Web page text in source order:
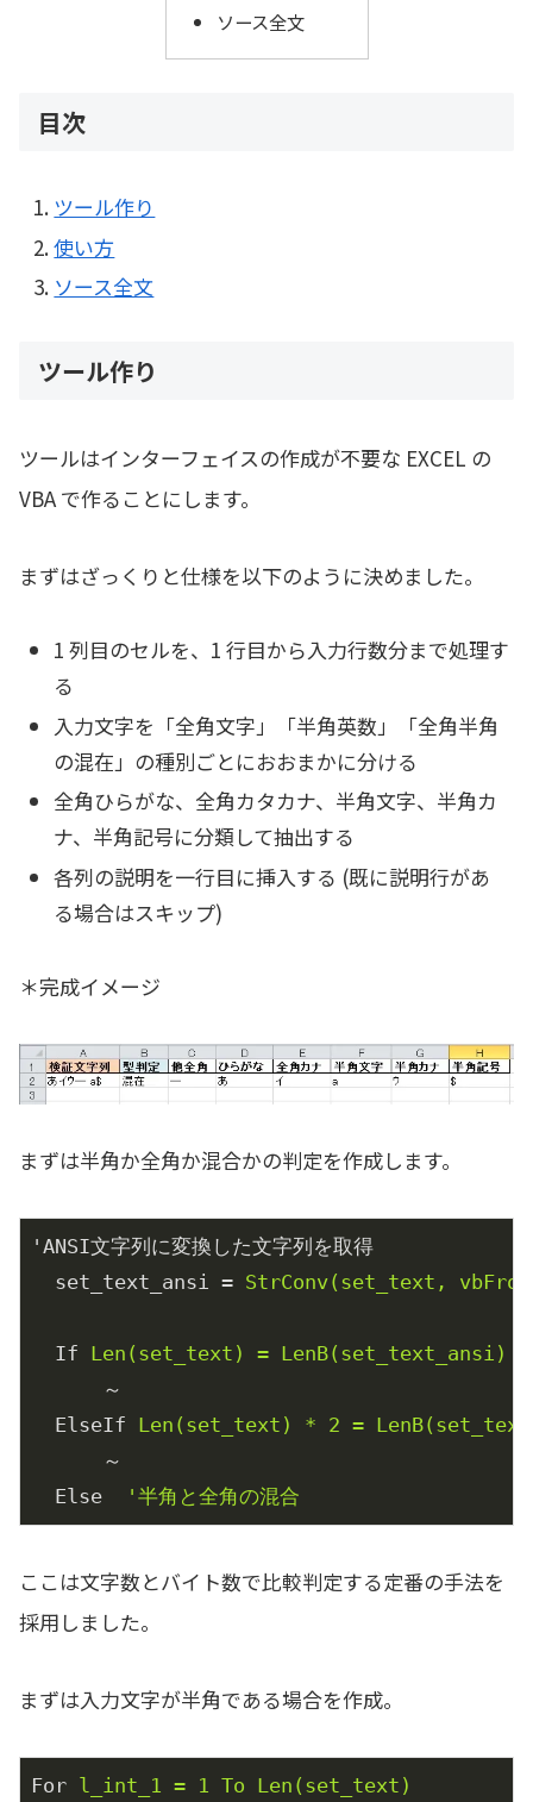
ソース全文
目次
ツール作り
使い方
ソース全文
ツール作り
ツールはインターフェイスの作成が不要な EXCEL の
VBA で作ることにします。
まずはざっくりと仕様を以下のように決めました。
1 列目のセルを、1 行目から入力行数分まで処理す
る
入力文字を「全角文字」「半角英数」「全角半角
の混在」の種別ごとにおおまかに分ける
全角ひらがな、全角カタカナ、半角文字、半角カ
ナ、半角記号に分類して抽出する
各列の説明を一行目に挿入する (既に説明行があ
る場合はスキップ)
＊完成イメージ
まずは半角か全角か混合かの判定を作成します。
'ANSI文字列に変換した文字列を取得
set_text_ansi = StrConv(set_text,
If Len(set_text) = LenB(set_text_ansi)
～
ElseIf Len(set_text) * 2 =
～
Else
'半角と全角の混合
ここは文字数とバイト数で比較判定する定番の手法を
採用しました。
まずは入力文字が半角である場合を作成。
For l_int_1 = 1 To Len(set_text)